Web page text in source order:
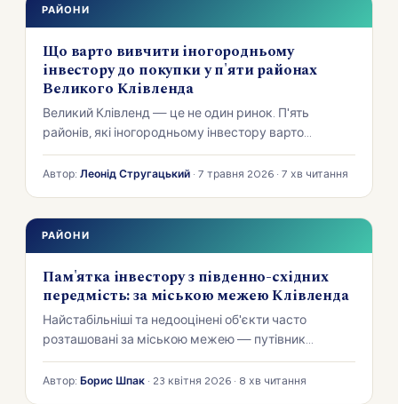
РАЙОНИ
Що варто вивчити іногородньому
інвестору до покупки у п'яти районах
Великого Клівленда
Великий Клівленд — це не один ринок. П'ять
районів, які іногородньому інвестору варто
зрозуміти до покупки.
Автор: Леонід Стругацький · 7 травня 2026 · 7 хв читання
РАЙОНИ
Пам'ятка інвестору з південно-східних
передмість: за міською межею Клівленда
Найстабільніші та недооцінені об'єкти часто
розташовані за міською межею — путівник
південно-східними приміськими ринками, які варто
знати.
Автор: Борис Шпак · 23 квітня 2026 · 8 хв читання